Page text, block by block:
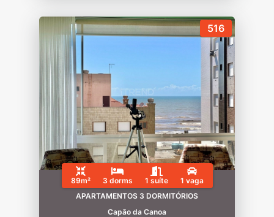
516
89m² 3 dorms 1 suíte
1 vaga
APARTAMENTOS 3 DORMITÓRIOS
Capão da Canoa